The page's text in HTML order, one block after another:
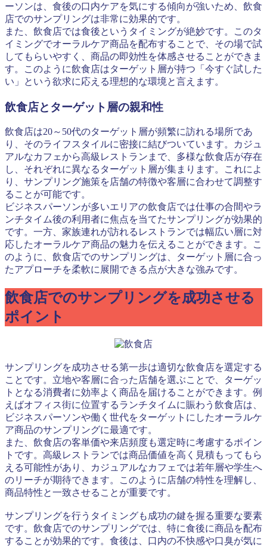
ーソンは、食後の口内ケアを気にする傾向が強いため、飲食
店でのサンプリングは非常に効果的です。
また、飲食店では食後というタイミングが絶妙です。このタ
イミングでオーラルケア商品を配布することで、その場で試
してもらいやすく、商品の即効性を体感させることができま
す。このように飲食店はターゲット層が持つ「今すぐ試した
い」という欲求に応える理想的な環境と言えます。
飲食店とターゲット層の親和性
飲食店は20～50代のターゲット層が頻繁に訪れる場所であ
り、そのライフスタイルに密接に結びついています。カジュ
アルなカフェから高級レストランまで、多様な飲食店が存在
し、それぞれに異なるターゲット層が集まります。これによ
り、サンプリング施策を店舗の特徴や客層に合わせて調整す
ることが可能です。
ビジネスパーソンが多いエリアの飲食店では仕事の合間やラ
ンチタイム後の利用者に焦点を当てたサンプリングが効果的
です。一方、家族連れが訪れるレストランでは幅広い層に対
応したオーラルケア商品の魅力を伝えることができます。こ
のように、飲食店でのサンプリングは、ターゲット層に合っ
たアプローチを柔軟に展開できる点が大きな強みです。
飲食店でのサンプリングを成功させる
ポイント
サンプリングを成功させる第一歩は適切な飲食店を選定する
ことです。立地や客層に合った店舗を選ぶことで、ターゲッ
トとなる消費者に効率よく商品を届けることができます。例
えばオフィス街に位置するランチタイムに賑わう飲食店は、
ビジネスパーソンや働く世代をターゲットにしたオーラルケ
ア商品のサンプリングに最適です。
また、飲食店の客単価や来店頻度も選定時に考慮するポイン
トです。高級レストランでは商品価値を高く見積もってもら
える可能性があり、カジュアルなカフェでは若年層や学生へ
のリーチが期待できます。このように店舗の特性を理解し、
商品特性と一致させることが重要です。
サンプリングを行うタイミングも成功の鍵を握る重要な要素
です。飲食店でのサンプリングでは、特に食後に商品を配布
することが効果的です。食後は、口内の不快感や口臭が気に